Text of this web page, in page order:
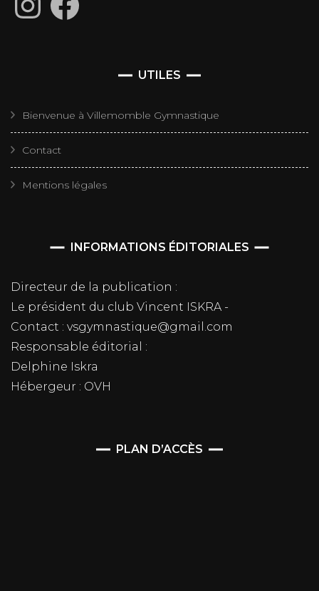
UTILES
Bienvenue à Villemomble Gymnastique
Contact
Mentions légales
INFORMATIONS ÉDITORIALES
Directeur de la publication :
Le président du club Vincent ISKRA -
Contact : vsgymnastique@gmail.com
Responsable éditorial :
Delphine Iskra
Hébergeur : OVH
PLAN D’ACCÈS